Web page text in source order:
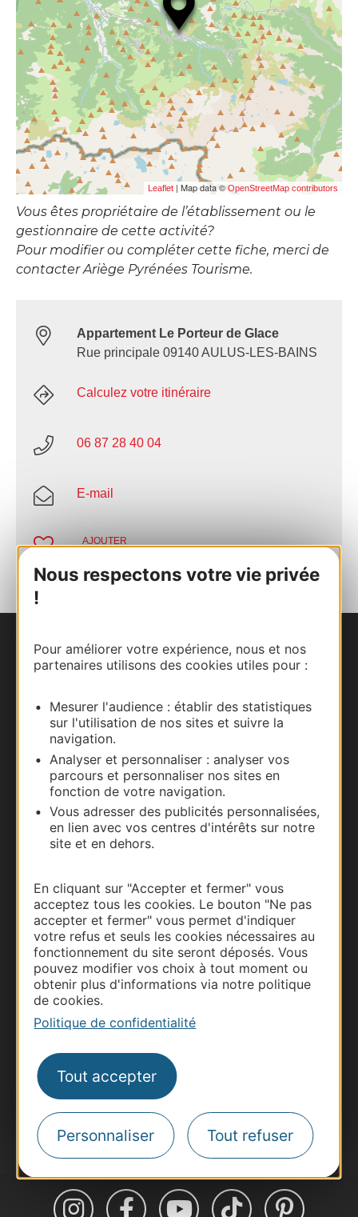
Nous respectons votre vie privée
!
Pour améliorer votre expérience, nous et nos
partenaires utilisons des cookies utiles pour :
Mesurer l'audience : établir des statistiques
sur l'utilisation de nos sites et suivre la
navigation.
Analyser et personnaliser : analyser vos
parcours et personnaliser nos sites en
fonction de votre navigation.
Vous adresser des publicités personnalisées,
en lien avec vos centres d'intérêts sur notre
site et en dehors.
En cliquant sur "Accepter et fermer" vous
acceptez tous les cookies. Le bouton "Ne pas
accepter et fermer" vous permet d'indiquer
votre refus et seuls les cookies nécessaires au
fonctionnement du site seront déposés. Vous
pouvez modifier vos choix à tout moment ou
obtenir plus d'informations via notre politique
de cookies.
Politique de confidentialité
Tout accepter
Personnaliser Tout refuser
Leaflet | Map data ©OpenStreetMap contributors
Vous êtes propriétaire de l’établissement ou le
gestionnaire de cette activité?
Pour modifier ou compléter cette fiche, merci de
contacter Ariège Pyrénées Tourisme.
Appartement Le Porteur de Glace
Rue principale 09140 AULUS-LES-BAINS
Calculez votre itinéraire
06 87 28 40 04
E-mail
AJOUTER
AU CARNET
Nous contacter
Documentation
Thermalisme
Business/Mice
Pros d'Occitanie
Site presse et d'influence
Voyagistes
Inscrivez-vous à la lettre d'information
Destination Occitanie pour recevoir des
suggestions de séjours, de visites et de sorties.
Je m'abonne